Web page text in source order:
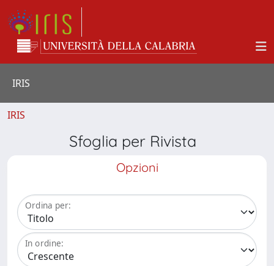
IRIS
IRIS
Sfoglia per Rivista
Opzioni
Ordina per:
In ordine: